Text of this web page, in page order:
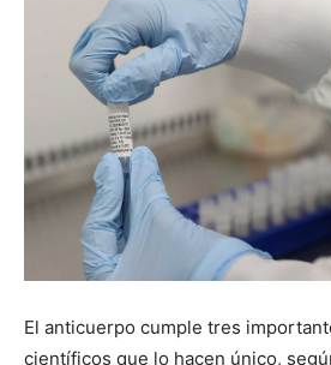
El anticuerpo cumple tres
científicos que lo hacen único,